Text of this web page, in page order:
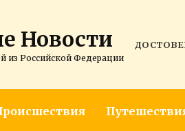
Новости
из Российской Федерации